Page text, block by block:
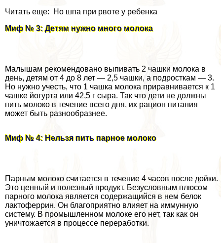
Читать еще: Но шпа при рвоте у ребенка
Миф № 3: Детям нужно много молока
Малышам рекомендовано выпивать 2 чашки молока в
день, детям от 4 до 8 лет — 2,5 чашки, а подросткам — 3.
Но нужно учесть, что 1 чашка молока приравнивается к 1
чашке йогурта или 42,5 г сыра. Так что дети не должны
пить молоко в течение всего дня, их рацион питания
может быть разнообразнее.
Миф № 4: Нельзя пить парное молоко
Парным молоко считается в течение 4 часов после дойки.
Это ценный и полезный продукт. Безусловным плюсом
парного молока является содержащийся в нем белок
лактоферрин. Он благоприятно влияет на иммунную
систему. В промышленном молоке его нет, так как он
уничтожается в процессе переработки.